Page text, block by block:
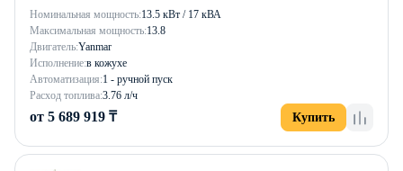
Номинальная мощность:13.5 кВт / 17 кВА
Максимальная мощность:13.8
Двигатель:Yanmar
Исполнение:в кожухе
Автоматизация:1 - ручной пуск
Расход топлива:3.76 л/ч
от 5 689 919 ₸ Купить